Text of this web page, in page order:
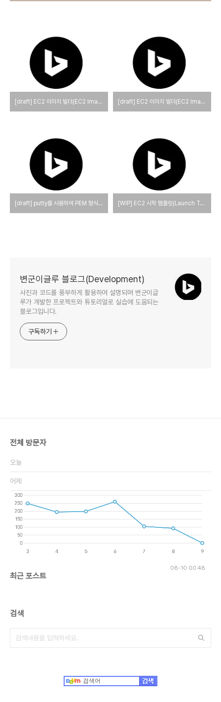
[draft] EC2 이미지 빌더(EC2 Image Builder) [draft] EC2 이미지 빌더(EC2 Image Builder)
[draft] putty를 사용하여 PEM 형식의 개인 키로부터 공개 키를 생성하는 방법 [WIP] EC2 시작 템플릿(Launch Templates) 구성
변군이글루 블로그(Development)
사진과 코드를 풍부하게 활용하여 설명되며 변군이글
루가 개발한 프로젝트와 튜토리얼로 실습에 도움되는
블로그입니다.
구독하기
전체 방문자
오늘
어제
08-10 00:48
최근 포스트
검색